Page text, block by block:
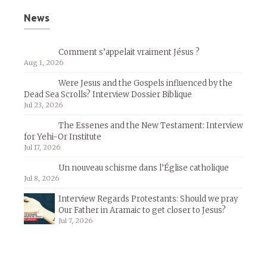
News
Comment s’appelait vraiment Jésus ?
Aug 1, 2026
Were Jesus and the Gospels influenced by the
Dead Sea Scrolls? Interview Dossier Biblique
Jul 23, 2026
The Essenes and the New Testament: Interview
for Yehi-Or Institute
Jul 17, 2026
Un nouveau schisme dans l’Église catholique
Jul 8, 2026
Interview Regards Protestants: Should we pray
Our Father in Aramaic to get closer to Jesus?
Jul 7, 2026